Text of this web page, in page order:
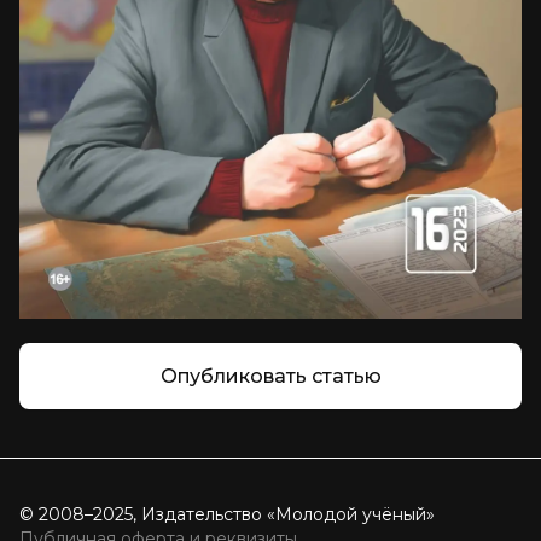
Опубликовать статью
© 2008–2025, Издательство «Молодой учёный»